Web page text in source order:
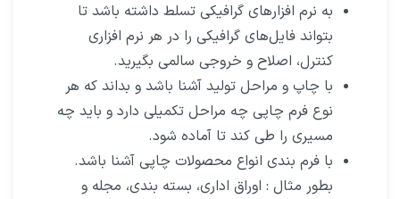
به نرم افزارهای گرافیکی تسلط داشته باشد تا
بتواند فایل‌های گرافیکی را در هر نرم افزاری
کنترل، اصلاح و خروجی سالمی بگیرید.
با چاپ و مراحل تولید آشنا باشد و بداند که هر
نوع فرم چاپی چه مراحل تکمیلی دارد و باید چه
مسیری را طی کند تا آماده شود.
با فرم بندی انواع محصولات چاپی آشنا باشد.
بطور مثال : اوراق اداری، بسته بندی، مجله و